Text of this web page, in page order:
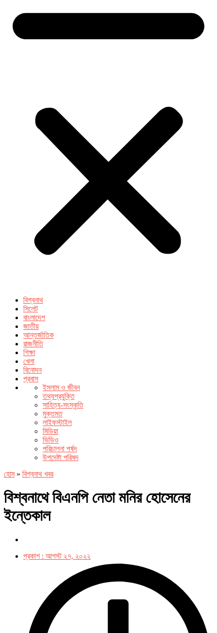
বিশ্বনাথ
সিলেট
বাংলাদেশ
জাতীয়
আন্তর্জাতিক
রাজনীতি
শিক্ষা
খেলা
বিনোদন
প্রবাস
ইসলাম ও জীবন
তথ্যপ্রযুক্তি
সাহিত্য-সংস্কৃতি
মুক্তমত
লাইফস্টাইল
মিডিয়া
ভিডিও
পরিচালনা পর্ষদ
উপদেষ্টা পরিষদ
হোম» বিশ্বনাথ খবর
বিশ্বনাথে বিএনপি নেতা মনির হোসেনের
ইন্তেকাল
প্রকাশ : আগস্ট ২৭, ২০২২